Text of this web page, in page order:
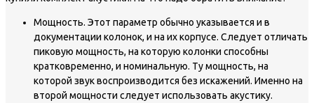
Мощность. Этот параметр обычно указывается и в
документации колонок, и на их корпусе. Следует отличать
пиковую мощность, на которую колонки способны
кратковременно, и номинальную. Ту мощность, на
которой звук воспроизводится без искажений. Именно на
второй мощности следует использовать акустику.